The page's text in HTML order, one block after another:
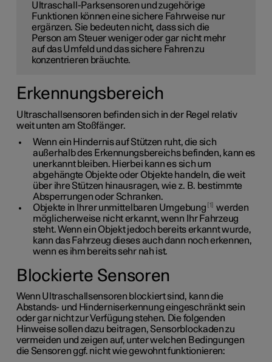
Ultraschall-Parksensoren und zugehörige
Funktionen können eine sichere Fahrweise nur
ergänzen. Sie bedeuten nicht, dass sich die
Person am Steuer weniger oder gar nicht mehr
auf das Umfeld und das sichere Fahren zu
konzentrieren bräuchte.
Erkennungsbereich
Ultraschallsensoren befinden sich in der Regel relativ
weit unten am Stoßfänger.
Wenn ein Hindernis auf Stützen ruht, die sich
außerhalb des Erkennungsbereichs befinden, kann es
unerkannt bleiben. Hierbei kann es sich um
abgehängte Objekte oder Objekte handeln, die weit
über ihre Stützen hinausragen, wie z. B. bestimmte
Absperrungen oder Schranken.
Objekte in Ihrer unmittelbaren Umgebung 1
werden
möglicherweise nicht erkannt, wenn Ihr Fahrzeug
steht. Wenn ein Objekt jedoch bereits erkannt wurde,
kann das Fahrzeug dieses auch dann noch erkennen,
wenn es ihm bereits sehr nah ist.
Blockierte Sensoren
Wenn Ultraschallsensoren blockiert sind, kann die
Abstands- und Hinderniserkennung eingeschränkt sein
oder gar nicht zur Verfügung stehen. Die folgenden
Hinweise sollen dazu beitragen, Sensorblockaden zu
vermeiden und zeigen auf, unter welchen Bedingungen
die Sensoren ggf. nicht wie gewohnt funktionieren: